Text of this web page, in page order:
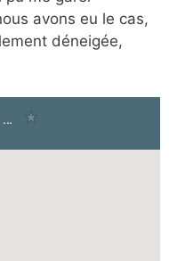
avons eu le cas,
déneigée,